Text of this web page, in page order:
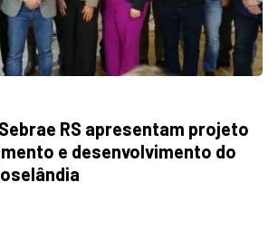
RS apresentam projeto
e desenvolvimento do